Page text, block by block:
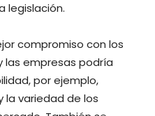
legislación.
compromiso con los
las empresas podría
por ejemplo,
la variedad de los